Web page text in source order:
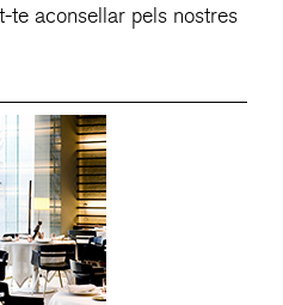
te aconsellar pels nostres